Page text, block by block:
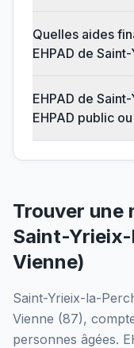
Quelles aides
EHPAD de
EHPAD de
EHPAD public
Trouver une
Saint-
Vienne)
Saint-Yrieix-la-
Vienne (87),
personnes âgées.